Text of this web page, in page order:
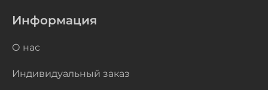
Информация
О нас
Индивидуальный заказ